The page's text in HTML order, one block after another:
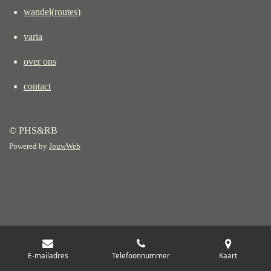
wandel(routes)
varia
over ons
contact
© PHS&RB
Powered by JouwWeb
E-mailadres Telefoonnummer Kaart